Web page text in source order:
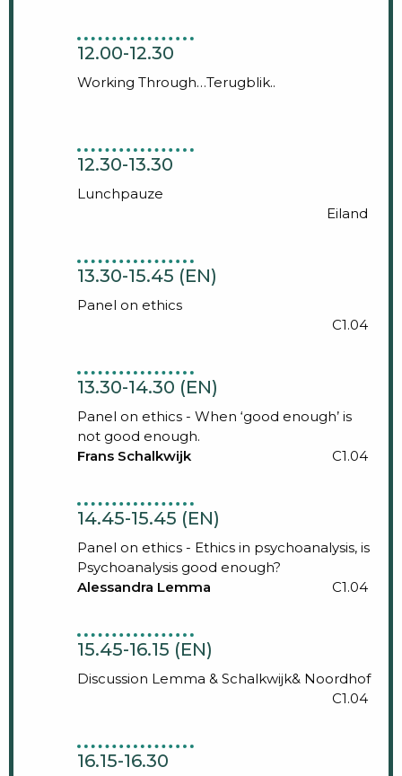
12.00-12.30
Working Through…Terugblik..
12.30-13.30
Lunchpauze
Eiland
13.30-15.45 (EN)
Panel on ethics
C1.04
13.30-14.30 (EN)
Panel on ethics - When ‘good enough’ is
not good enough.
Frans Schalkwijk
C1.04
14.45-15.45 (EN)
Panel on ethics - Ethics in psychoanalysis, is
Psychoanalysis good enough?
Alessandra Lemma
C1.04
15.45-16.15 (EN)
Discussion Lemma & Schalkwijk& Noordhof
C1.04
16.15-16.30